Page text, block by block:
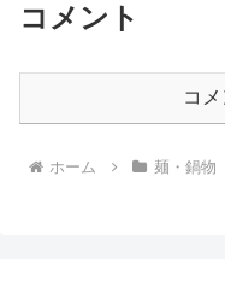
コメント
コ
ホーム 麺・鍋物